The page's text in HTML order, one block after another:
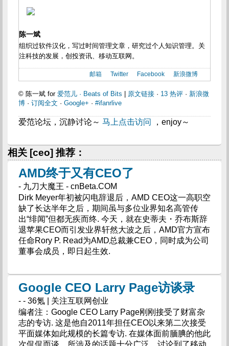
陈一斌
组织过软件汉化，写过时间管理文章，研究过个人知识管理。关
注科技的发展，创投资讯、移动互联网。
邮箱 Twitter Facebook 新浪微博
© 陈一斌 for 爱范儿 · Beats of Bits 原文链接· 13 热评· 新浪微
博· 订阅全文 · Google+ · #ifanrlive
爱范论坛，沉静讨论～ 马上点击访问 ，enjoy～
相关 [ceo] 推荐：
AMD终于又有CEO了
- 九刀大魔王 - cnBeta.COM
Dirk Meyer年初被闪电辞退后，AMD CEO这一高职空
缺了长达半年之后，期间虽与多位业界知名高管传
出“绯闻”但都无疾而终. 今天，就在史蒂夫・乔布斯辞
退苹果CEO而引发业界轩然大波之后，AMD官方宣布
任命Rory P. Read为AMD总裁兼CEO，同时成为公司
董事会成员，即日起生效.
Google CEO Larry Page访谈录
- - 36氪 | 关注互联网创业
编者注：Google CEO Larry Page刚刚接受了财富杂
志的专访. 这是他自2011年担任CEO以来第二次接受
平面媒体如此规模的长篇专访. 在媒体面前腼腆的他此
次侃侃而谈，所涉及的话题十分广泛，讨论到了移动